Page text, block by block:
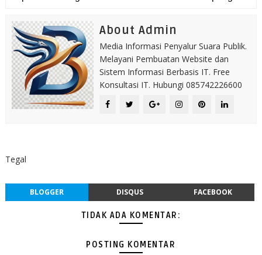
About Admin
Media Informasi Penyalur Suara Publik.
Melayani Pembuatan Website dan
Sistem Informasi Berbasis IT. Free
Konsultasi IT. Hubungi 085742226600
Tegal
BLOGGER DISQUS FACEBOOK
TIDAK ADA KOMENTAR:
POSTING KOMENTAR